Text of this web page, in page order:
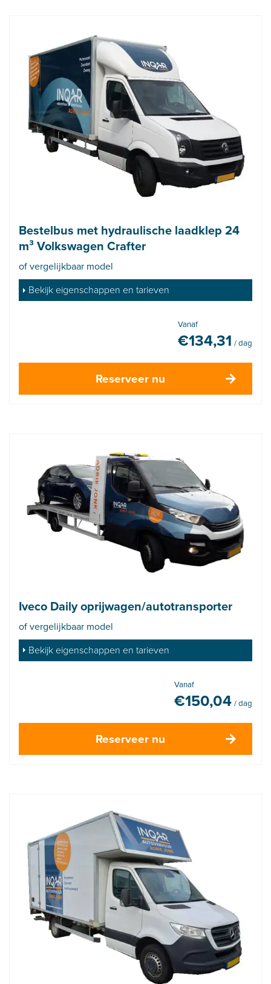
Bestelbus met hydraulische laadklep 24
m³ Volkswagen Crafter
of vergelijkbaar model
Bekijk eigenschappen en tarieven
Vanaf
€134,31 / dag
Reserveer nu
Iveco Daily oprijwagen/autotransporter
of vergelijkbaar model
Bekijk eigenschappen en tarieven
Vanaf
€150,04 / dag
Reserveer nu